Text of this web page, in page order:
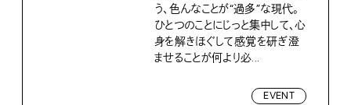
う、色んなことが“過多”な現代。
ひとつのことにじっと集中して、心
身を解きほぐして感覚を研ぎ澄
ませることが何より必...
EVENT